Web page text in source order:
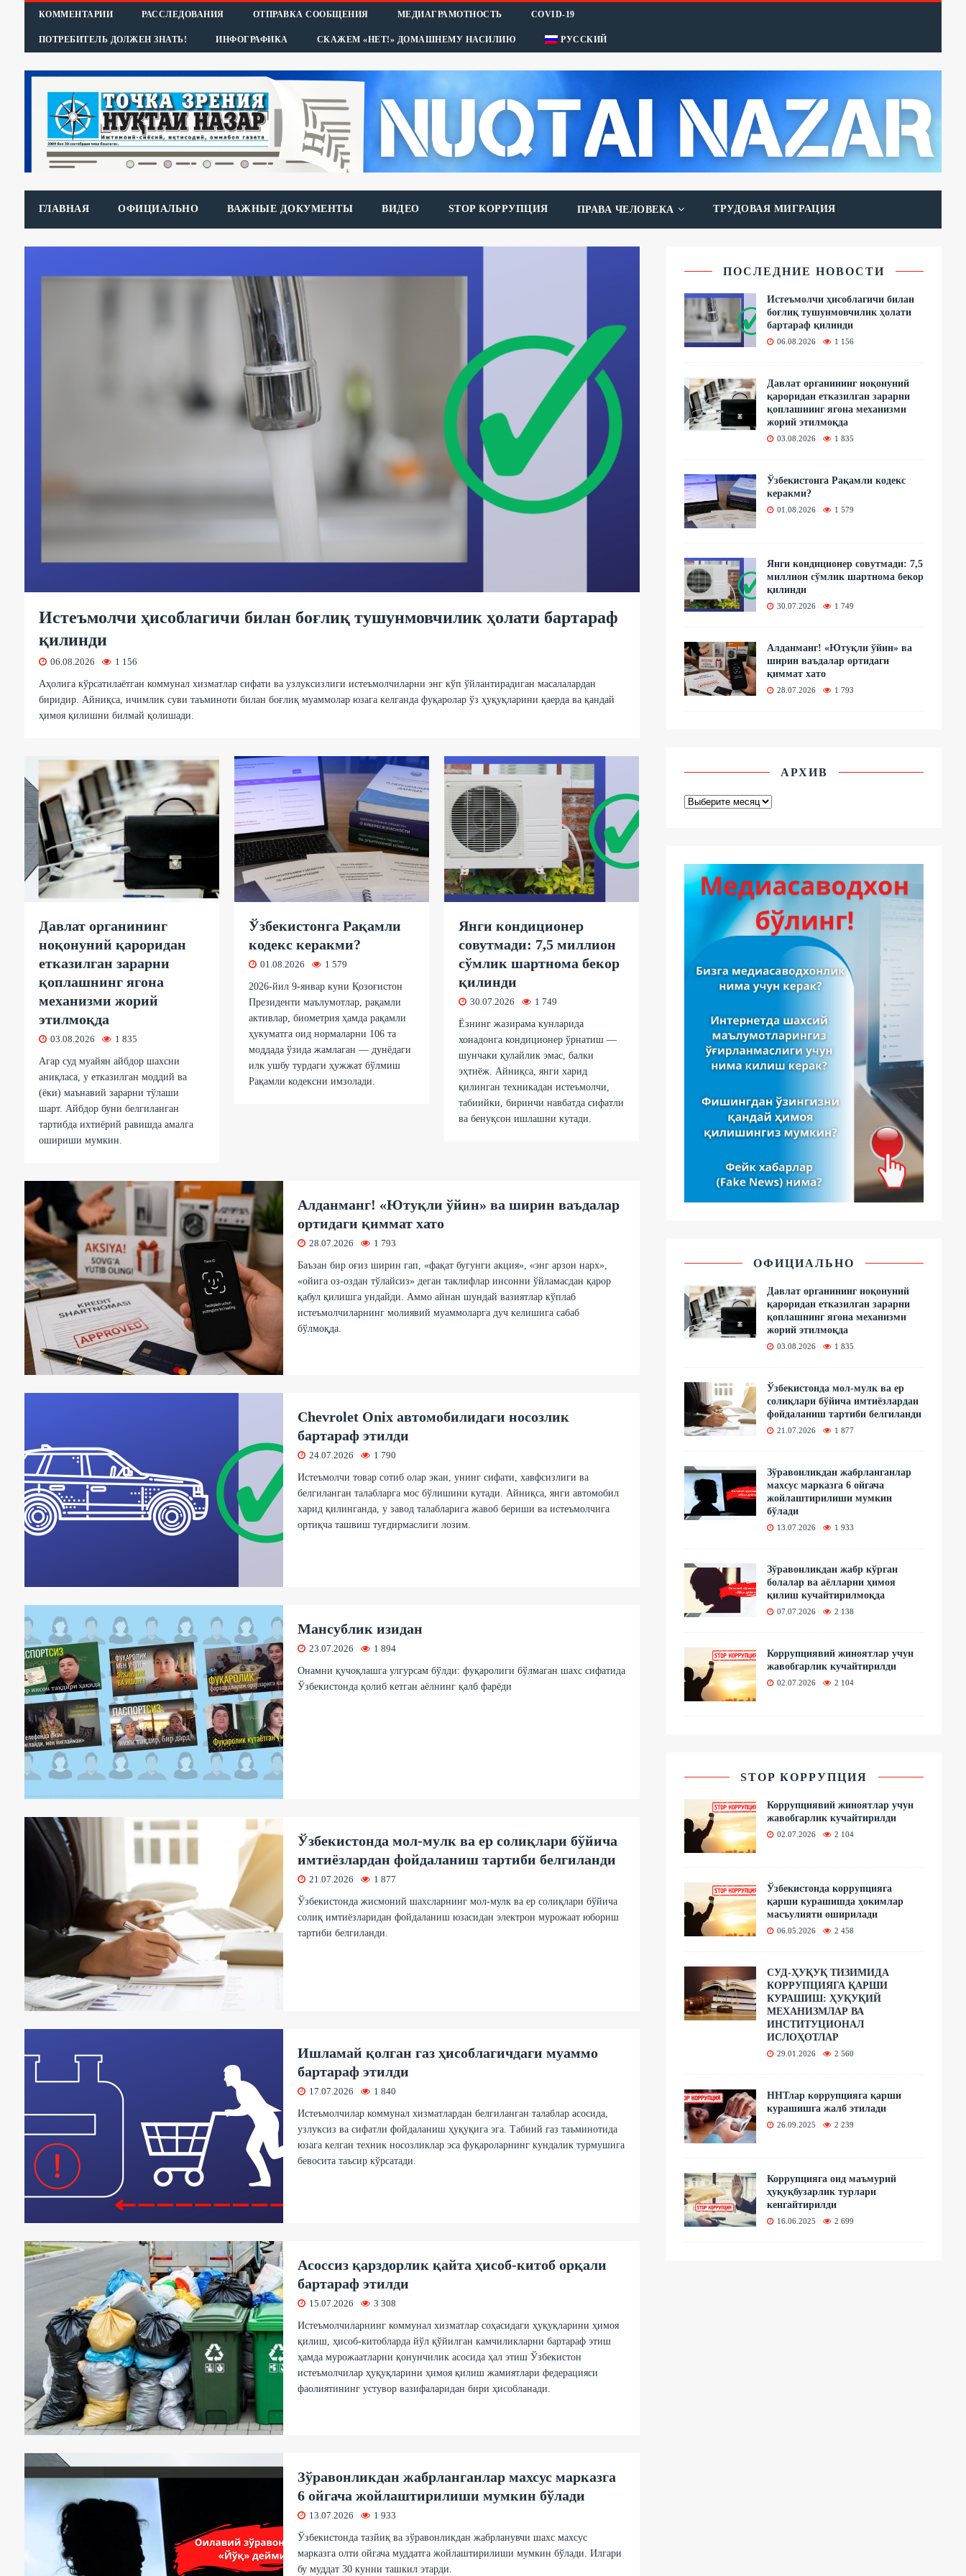
КОММЕНТАРИИ РАССЛЕДОВАНИЯ ОТПРАВКА СООБЩЕНИЯ МЕДИАГРАМОТНОСТЬ COVID-19
ПОТРЕБИТЕЛЬ ДОЛЖЕН ЗНАТЬ! ИНФОГРАФИКА СКАЖЕМ «НЕТ!» ДОМАШНЕМУ НАСИЛИЮ РУССКИЙ
ГЛАВНАЯ ОФИЦИАЛЬНО ВАЖНЫЕ ДОКУМЕНТЫ ВИДЕО STOP КОРРУПЦИЯ ПРАВА ЧЕЛОВЕКА ТРУДОВАЯ МИГРАЦИЯ
Истеъмолчи ҳисоблагичи билан боғлиқ тушунмовчилик ҳолати бартараф
қилинди
06.08.2026 1 156
Аҳолига кўрсатилаётган коммунал хизматлар сифати ва узлуксизлиги истеъмолчиларни энг кўп ўйлантирадиган масалалардан
биридир. Айниқса, ичимлик суви таъминоти билан боғлиқ муаммолар юзага келганда фуқаролар ўз ҳуқуқларини қаерда ва қандай
ҳимоя қилишни билмай қолишади.
Давлат органининг
ноқонуний қароридан
етказилган зарарни
қоплашнинг ягона
механизми жорий
этилмоқда
03.08.2026 1 835
Агар суд муайян айбдор шахсни
аниқласа, у етказилган моддий ва
(ёки) маънавий зарарни тўлаши
шарт. Айбдор буни белгиланган
тартибда ихтиёрий равишда амалга
ошириши мумкин.
Ўзбекистонга Рақамли
кодекс керакми?
01.08.2026 1 579
2026-йил 9-январ куни Қозоғистон
Президенти маълумотлар, рақамли
активлар, биометрия ҳамда рақамли
ҳукуматга оид нормаларни 106 та
моддада ўзида жамлаган — дунёдаги
илк ушбу турдаги ҳужжат бўлмиш
Рақамли кодексни имзолади.
Янги кондиционер
совутмади: 7,5 миллион
сўмлик шартнома бекор
қилинди
30.07.2026 1 749
Ёзнинг жазирама кунларида
хонадонга кондиционер ўрнатиш —
шунчаки қулайлик эмас, балки
эҳтиёж. Айниқса, янги харид
қилинган техникадан истеъмолчи,
табиийки, биринчи навбатда сифатли
ва бенуқсон ишлашни кутади.
Алданманг! «Ютуқли ўйин» ва ширин ваъдалар
ортидаги қиммат хато
28.07.2026 1 793
Баъзан бир оғиз ширин гап, «фақат бугунги акция», «энг арзон нарх»,
«ойига оз-оздан тўлайсиз» деган таклифлар инсонни ўйламасдан қарор
қабул қилишга ундайди. Аммо айнан шундай вазиятлар кўплаб
истеъмолчиларнинг молиявий муаммоларга дуч келишига сабаб
бўлмоқда.
Chevrolet Onix автомобилидаги носозлик
бартараф этилди
24.07.2026 1 790
Истеъмолчи товар сотиб олар экан, унинг сифати, хавфсизлиги ва
белгиланган талабларга мос бўлишини кутади. Айниқса, янги автомобил
харид қилинганда, у завод талабларига жавоб бериши ва истеъмолчига
ортиқча ташвиш туғдирмаслиги лозим.
Мансублик изидан
23.07.2026 1 894
Онамни қучоқлашга улгурсам бўлди: фуқаролиги бўлмаган шахс сифатида
Ўзбекистонда қолиб кетган аёлнинг қалб фарёди
Ўзбекистонда мол-мулк ва ер солиқлари бўйича
имтиёзлардан фойдаланиш тартиби белгиланди
21.07.2026 1 877
Ўзбекистонда жисмоний шахсларнинг мол-мулк ва ер солиқлари бўйича
солиқ имтиёзларидан фойдаланиш юзасидан электрон мурожаат юбориш
тартиби белгиланди.
Ишламай қолган газ ҳисоблагичдаги муаммо
бартараф этилди
17.07.2026 1 840
Истеъмолчилар коммунал хизматлардан белгиланган талаблар асосида,
узлуксиз ва сифатли фойдаланиш ҳуқуқига эга. Табиий газ таъминотида
юзага келган техник носозликлар эса фуқароларнинг кундалик турмушига
бевосита таъсир кўрсатади.
Асоссиз қарздорлик қайта ҳисоб-китоб орқали
бартараф этилди
15.07.2026 3 308
Истеъмолчиларнинг коммунал хизматлар соҳасидаги ҳуқуқларини ҳимоя
қилиш, ҳисоб-китобларда йўл қўйилган камчиликларни бартараф этиш
ҳамда мурожаатларни қонунчилик асосида ҳал этиш Ўзбекистон
истеъмолчилар ҳуқуқларини ҳимоя қилиш жамиятлари федерацияси
фаолиятининг устувор вазифаларидан бири ҳисобланади.
Зўравонликдан жабрланганлар махсус марказга
6 ойгача жойлаштирилиши мумкин бўлади
13.07.2026 1 933
Ўзбекистонда тазйиқ ва зўравонликдан жабрланувчи шахс махсус
марказга олти ойгача муддатга жойлаштирилиши мумкин бўлади. Илгари
бу муддат 30 кунни ташкил этарди.
ПОСЛЕДНИЕ НОВОСТИ
Истеъмолчи ҳисоблагичи билан
боғлиқ тушунмовчилик ҳолати
бартараф қилинди
06.08.2026 1 156
Давлат органининг ноқонуний
қароридан етказилган зарарни
қоплашнинг ягона механизми
жорий этилмоқда
03.08.2026 1 835
Ўзбекистонга Рақамли кодекс
керакми?
01.08.2026 1 579
Янги кондиционер совутмади: 7,5
миллион сўмлик шартнома бекор
қилинди
30.07.2026 1 749
Алданманг! «Ютуқли ўйин» ва
ширин ваъдалар ортидаги
қиммат хато
28.07.2026 1 793
АРХИВ
ОФИЦИАЛЬНО
Давлат органининг ноқонуний
қароридан етказилган зарарни
қоплашнинг ягона механизми
жорий этилмоқда
03.08.2026 1 835
Ўзбекистонда мол-мулк ва ер
солиқлари бўйича имтиёзлардан
фойдаланиш тартиби белгиланди
21.07.2026 1 877
Зўравонликдан жабрланганлар
махсус марказга 6 ойгача
жойлаштирилиши мумкин
бўлади
13.07.2026 1 933
Зўравонликдан жабр кўрган
болалар ва аёлларни ҳимоя
қилиш кучайтирилмоқда
07.07.2026 2 138
Коррупциявий жиноятлар учун
жавобгарлик кучайтирилди
02.07.2026 2 104
STOP КОРРУПЦИЯ
Коррупциявий жиноятлар учун
жавобгарлик кучайтирилди
02.07.2026 2 104
Ўзбекистонда коррупцияга
қарши курашишда ҳокимлар
масъулияти оширилади
06.05.2026 2 458
СУД-ҲУҚУҚ ТИЗИМИДА
КОРРУПЦИЯГА ҚАРШИ
КУРАШИШ: ҲУҚУҚИЙ
МЕХАНИЗМЛАР ВА
ИНСТИТУЦИОНАЛ
ИСЛОҲОТЛАР
29.01.2026 2 560
ННТлар коррупцияга қарши
курашишга жалб этилади
26.09.2025 2 239
Коррупцияга оид маъмурий
ҳуқуқбузарлик турлари
кенгайтирилди
16.06.2025 2 699